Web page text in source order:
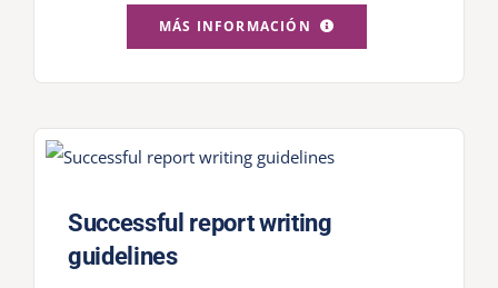
MÁS INFORMACIÓN
Successful report writing
guidelines